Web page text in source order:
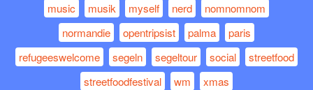
music
musik myself nerd
nomnomnom
normandie
opentripsist palma
paris
refugeeswelcome
segeln segeltour social
streetfood
streetfoodfestival
wm xmas